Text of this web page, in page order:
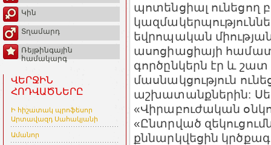
Կին
Տղամարդ
Ռեյթինգային
համակարգ
ՎԵՐՋԻՆ
ՀՈԴՎԱԾՆԵՐԸ
Ի հիշատակ պրոֆեսոր
Արտավազդ Սահակյանի
Ամանոր
պոտենցիալ ունեցող
եվրոպական
ասոցիացիայի
գործընկերն էր և
մասնակցություն
աշխատանքներին:
«Վիրաբուժական
«Ընտրված
քննարկվեցին